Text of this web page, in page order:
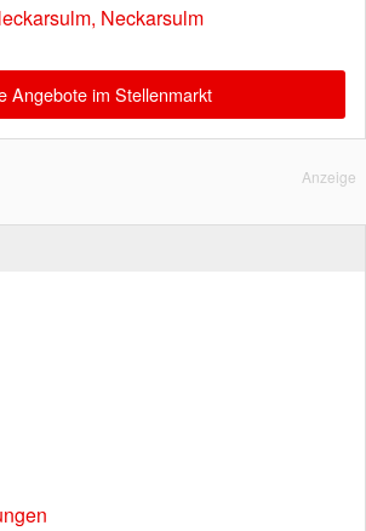
Neckarsulm
Angebote im Stellenmarkt
Anzeige